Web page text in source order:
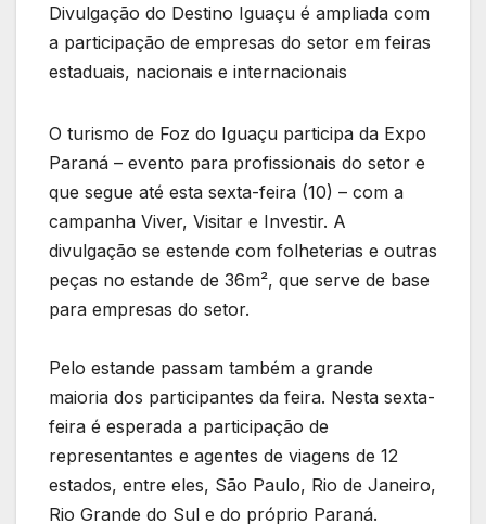
Divulgação do Destino Iguaçu é ampliada com
a participação de empresas do setor em feiras
estaduais, nacionais e internacionais
O turismo de Foz do Iguaçu participa da Expo
Paraná – evento para profissionais do setor e
que segue até esta sexta-feira (10) – com a
campanha Viver, Visitar e Investir. A
divulgação se estende com folheterias e outras
peças no estande de 36m², que serve de base
para empresas do setor.
Pelo estande passam também a grande
maioria dos participantes da feira. Nesta sexta-
feira é esperada a participação de
representantes e agentes de viagens de 12
estados, entre eles, São Paulo, Rio de Janeiro,
Rio Grande do Sul e do próprio Paraná.